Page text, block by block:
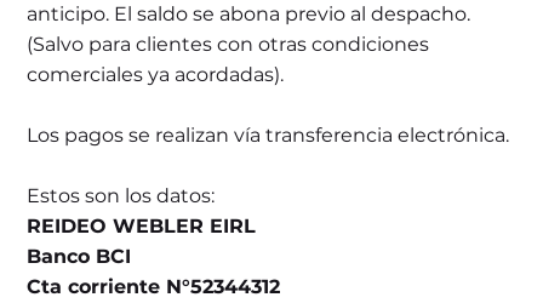
anticipo. El saldo se abona previo al despacho.
(Salvo para clientes con otras condiciones
comerciales ya acordadas).
Los pagos se realizan vía transferencia electrónica.
Estos son los datos:
REIDEO WEBLER EIRL
Banco BCI
Cta corriente N°52344312